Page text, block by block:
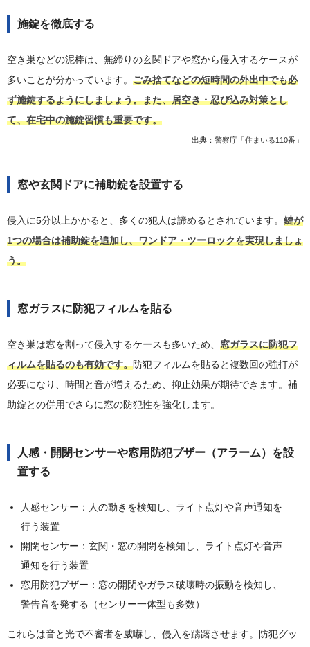
施錠を徹底する
空き巣などの泥棒は、無締りの玄関ドアや窓から侵入するケースが
多いことが分かっています。 ごみ捨てなどの短時間の外出中でも必
ず施錠するようにしましょう。また、居空き・忍び込み対策とし
て、在宅中の施錠習慣も重要です。
出典： 警察庁「住まいる110番」
窓や玄関ドアに補助錠を設置する
侵入に5分以上かかると、多くの犯人は諦めるとされています。 鍵が
1つの場合は補助錠を追加し、ワンドア・ツーロックを実現しましょ
う。
窓ガラスに防犯フィルムを貼る
空き巣は窓を割って侵入するケースも多いため、 窓ガラスに防犯フ
ィルムを貼るのも有効です。防犯フィルムを貼ると複数回の強打が
必要になり、時間と音が増えるため、抑止効果が期待できます。補
助錠との併用でさらに窓の防犯性を強化します。
人感・開閉センサーや窓用防犯ブザー（アラーム）を設
置する
人感センサー：人の動きを検知し、ライト点灯や音声通知を
行う装置
開閉センサー：玄関・窓の開閉を検知し、ライト点灯や音声
通知を行う装置
窓用防犯ブザー：窓の開閉やガラス破壊時の振動を検知し、
警告音を発する（センサー一体型も多数）
これらは音と光で不審者を威嚇し、侵入を躊躇させます。防犯グッ